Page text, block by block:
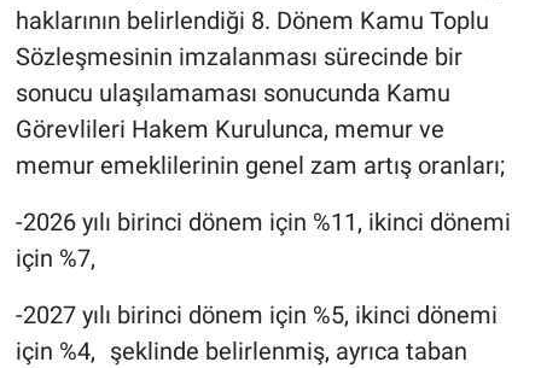
haklarının belirlendiği 8. Dönem Kamu Toplu
Sözleşmesinin imzalanması sürecinde bir
sonucu ulaşılamaması sonucunda Kamu
Görevlileri Hakem Kurulunca, memur ve
memur emeklilerinin genel zam artış oranları;
-2026 yılı birinci dönem için %11, ikinci dönemi
için %7,
-2027 yılı birinci dönem için %5, ikinci dönemi
için %4, şeklinde belirlenmiş, ayrıca taban